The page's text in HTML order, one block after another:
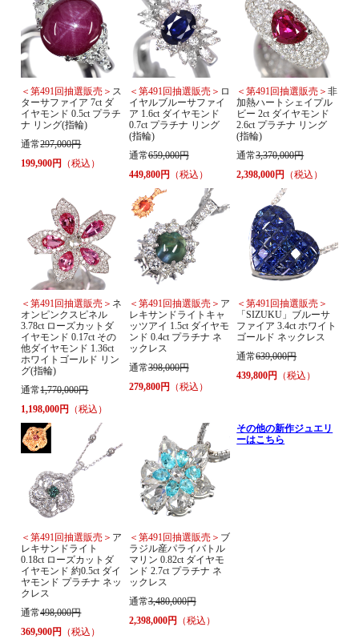
＜第491回抽選販売＞ ス
ターサファイア 7ct ダ
イヤモンド 0.5ct プラチ
ナ リング(指輪)
通常297,000円
199,900円
（税込）
＜第491回抽選販売＞ ロ
イヤルブルーサファイ
ア 1.6ct ダイヤモンド
0.7ct プラチナ リング
(指輪)
通常659,000円
449,800円
（税込）
＜第491回抽選販売＞非
加熱ハートシェイプル
ビー 2ct ダイヤモンド
2.6ct プラチナ リング
(指輪)
通常3,370,000円
2,398,000円
（税込）
＜第491回抽選販売＞ ネ
オンピンクスピネル
3.78ct ローズカットダ
イヤモンド 0.17ct その
他ダイヤモンド 1.36ct
ホワイトゴールド リン
グ(指輪)
通常1,770,000円
1,198,000円 （税込）
＜第491回抽選販売＞ ア
レキサンドライトキャ
ッツアイ 1.5ct ダイヤモ
ンド 0.4ct プラチナ ネ
ックレス
通常398,000円
279,800円 （税込）
＜第491回抽選販売＞
「SIZUKU」ブルーサ
ファイア 3.4ct ホワイト
ゴールド ネックレス
通常639,000円
439,800円 （税込）
＜第491回抽選販売＞ ア
レキサンドライト
0.18ct ローズカットダ
イヤモンド 約0.5ct ダイ
ヤモンド プラチナ ネッ
クレス
通常498,000円
369,900円
（税込）
＜第491回抽選販売＞ ブ
ラジル産パライバトル
マリン 0.82ct ダイヤモ
ンド 2.7ct プラチナ ネ
ックレス
通常3,480,000円
2,398,000円
（税込）
その他の新作ジュエリ
ーはこちら